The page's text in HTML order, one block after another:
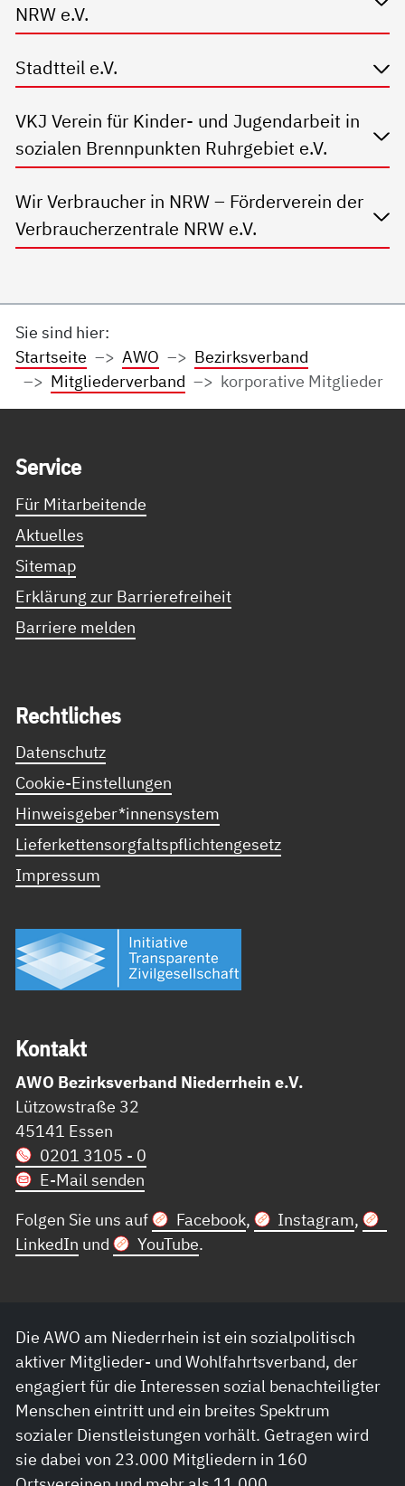
NRW e.V.
Stadtteil e.V.
VKJ Verein für Kinder- und Jugendarbeit in
sozialen Brennpunkten Ruhrgebiet e.V.
Wir Verbraucher in NRW – Förderverein der
Verbraucherzentrale NRW e.V.
Sie sind hier:
Startseite
AWO
Bezirksverband
Mitgliederverband
korporative Mitglieder
Ser­vice
Für Mitarbeitende
Aktuelles
Sitemap
Erklärung zur Barrierefreiheit
Barriere melden
Recht­li­ches
Datenschutz
Cookie-Einstellungen
Hinweisgeber*innensystem
Lieferkettensorgfaltspflichtengesetz
Impressum
Kon­takt
AWO Bezirksverband Niederrhein e.V.
Lützowstraße 32
45141 Essen
0201 3105 - 0
E-Mail senden
Folgen Sie uns auf
Facebook, Instagram,
LinkedIn und YouTube.
Die AWO am Niederrhein ist ein sozialpolitisch
aktiver Mitglieder- und Wohlfahrtsverband, der
engagiert für die Interessen sozial benachteiligter
Menschen eintritt und ein breites Spektrum
sozialer Dienstleistungen vorhält. Getragen wird
sie dabei von 23.000 Mitgliedern in 160